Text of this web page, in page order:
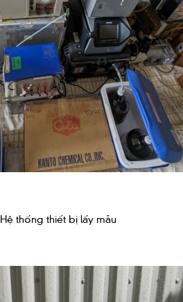
Hệ thống thiết bị lấy mẫu